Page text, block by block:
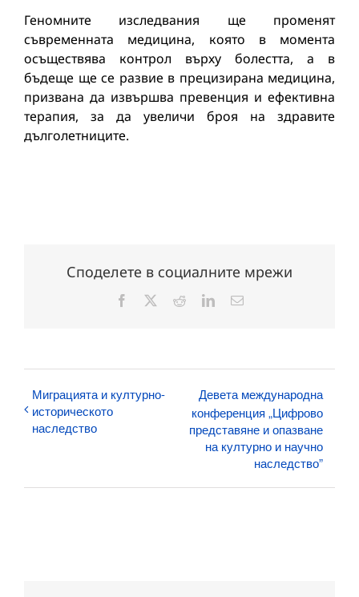
Геномните изследвания ще променят
съвременната медицина, която в момента
осъществява контрол върху болестта, а в
бъдеще ще се развие в прецизирана медицина,
призвана да извършва превенция и ефективна
терапия, за да увеличи броя на здравите
дълголетниците.
Споделете в социалните мрежи
Facebook RedditLinkedInЕлектронна
Миграцията и културно-
историческото
наследство
Девета международна
конференция „Цифрово
представяне и опазване
на културно и научно
наследство”